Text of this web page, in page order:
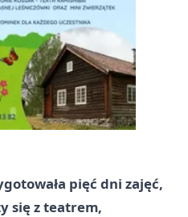
pięć dni zajęć,
się z teatrem,